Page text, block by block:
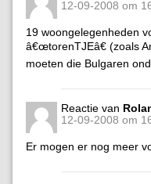
12-09-2008 om
19 woongelegenheden
â€œtorenTJEâ€ (zoals
moeten die Bulgaren
Reactie van
12-09-2008 om
Er mogen er nog meer